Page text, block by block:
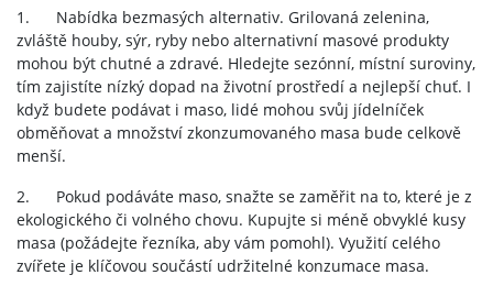
1. Nabídka bezmasých alternativ. Grilovaná zelenina,
zvláště houby, sýr, ryby nebo alternativní masové produkty
mohou být chutné a zdravé. Hledejte sezónní, místní suroviny,
tím zajistíte nízký dopad na životní prostředí a nejlepší chuť. I
když budete podávat i maso, lidé mohou svůj jídelníček
obměňovat a množství zkonzumovaného masa bude celkově
menší.
2. Pokud podáváte maso, snažte se zaměřit na to, které je z
ekologického či volného chovu. Kupujte si méně obvyklé kusy
masa (požádejte řezníka, aby vám pomohl). Využití celého
zvířete je klíčovou součástí udržitelné konzumace masa.